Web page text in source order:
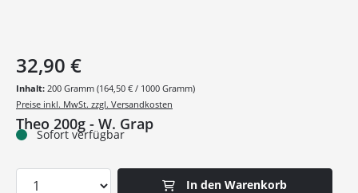
Theo 200g - W. Grap
32,90 €
Inhalt: 200 Gramm (164,50 € / 1000 Gramm)
Preise inkl. MwSt. zzgl. Versandkosten
Sofort verfügbar
Produkt Anzahl: Gib den gewünschten
In den Warenkorb